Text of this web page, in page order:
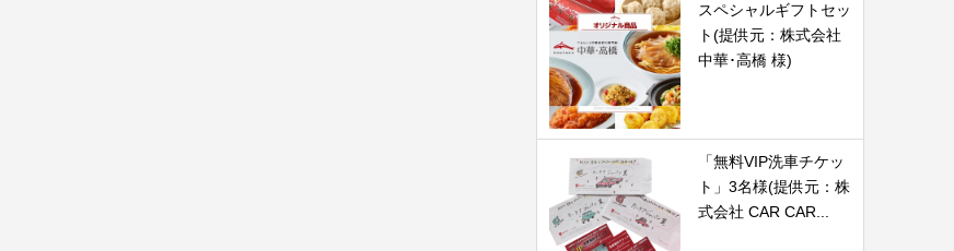
スペシャルギフトセッ
ト(提供元：株式会社
中華･高橋 様)
「無料VIP洗車チケッ
ト」3名様(提供元：株
式会社 CAR CAR...